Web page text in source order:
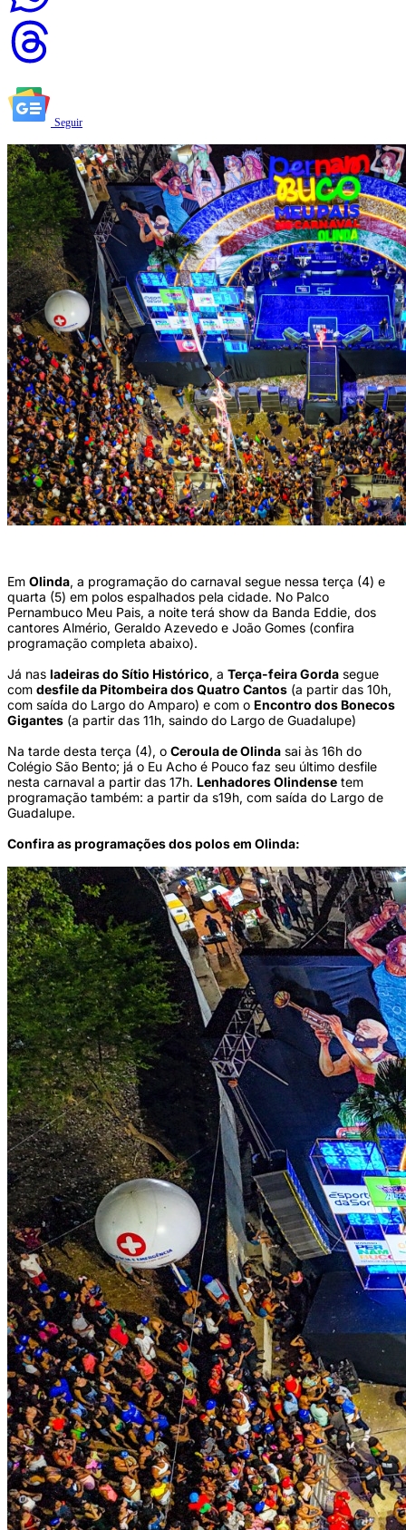
Seguir
Em Olinda, a programação do carnaval segue nessa terça (4) e
quarta (5) em polos espalhados pela cidade. No Palco
Pernambuco Meu Pais, a noite terá show da Banda Eddie, dos
cantores Almério, Geraldo Azevedo e João Gomes (confira
programação completa abaixo).
Já nas ladeiras do Sítio Histórico, a Terça-feira Gorda segue
com desfile da Pitombeira dos Quatro Cantos (a partir das 10h,
com saída do Largo do Amparo) e com o Encontro dos Bonecos
Gigantes (a partir das 11h, saindo do Largo de Guadalupe)
Na tarde desta terça (4), o Ceroula de Olinda sai às 16h do
Colégio São Bento; já o Eu Acho é Pouco faz seu último desfile
nesta carnaval a partir das 17h. Lenhadores Olindense tem
programação também: a partir da s19h, com saída do Largo de
Guadalupe.
Confira as programações dos polos em Olinda: